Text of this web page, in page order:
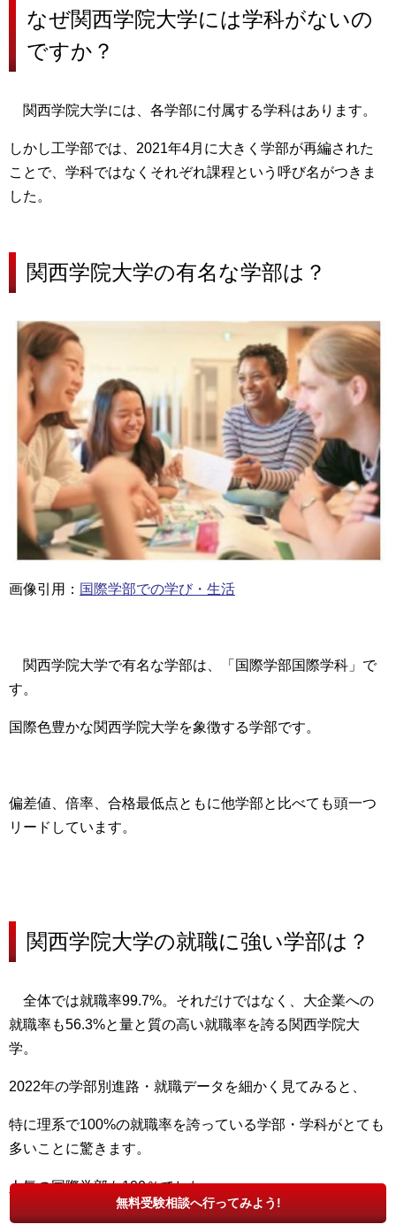
なぜ関西学院大学には学科がないの
ですか？
関西学院大学には、各学部に付属する学科はあります。
しかし工学部では、2021年4月に大きく学部が再編された
ことで、学科ではなくそれぞれ課程という呼び名がつきま
した。
関西学院大学の有名な学部は？
画像引用： 国際学部での学び・生活
関西学院大学で有名な学部は、 「国際学部国際学科 」で
す。
国際色豊かな関西学院大学を象徴する学部です。
偏差値、倍率、合格最低点ともに他学部と比べても頭一つ
リード しています。
関西学院大学の就職に強い学部は？
全体では就職率99.7%。それだけではなく、大企業への
就職率も56.3%と量と質の高い就職率を誇る関西学院大
学。
2022年の学部別進路・就職データを細かく見てみると、
特に理系で100%の就職率を誇っている学部・学科がとても
多いことに驚きます。
人気の国際学部も100％でした。
無料受験相談へ行ってみよう!